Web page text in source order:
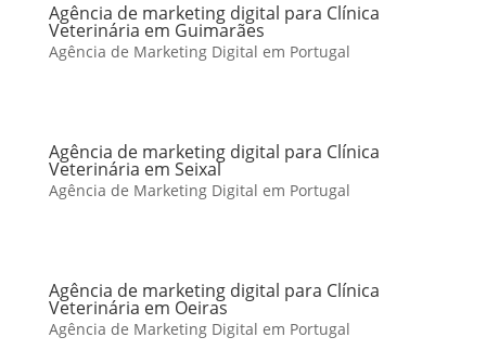
Agência de marketing digital para Clínica
Veterinária em Guimarães
Agência de Marketing Digital em Portugal
Agência de marketing digital para Clínica
Veterinária em Seixal
Agência de Marketing Digital em Portugal
Agência de marketing digital para Clínica
Veterinária em Oeiras
Agência de Marketing Digital em Portugal